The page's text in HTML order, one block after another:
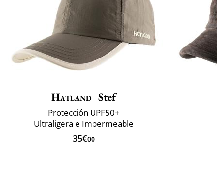
Hatland Stef
Protección UPF50+
Ultraligera e Impermeable
35€00